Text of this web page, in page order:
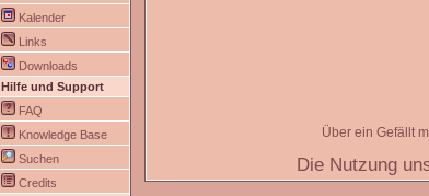
Kalender
Links
Downloads
Hilfe und Support
FAQ
Knowledge Base
Suchen
Credits
Über ein Gefällt
Die Nutzung